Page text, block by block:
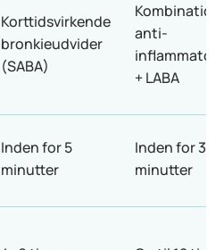
Korttidsvirkende
bronkieudvider
(SABA)
anti-
+ LABA
Inden for 5
minutter
Inden for 30
minutter